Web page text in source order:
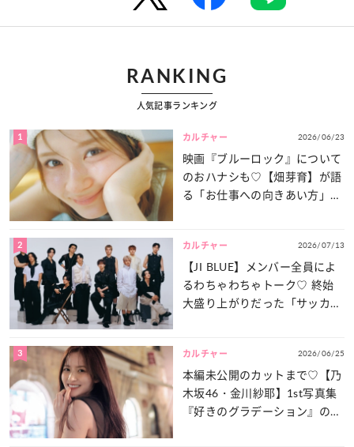
RANKING
人気記事ランキング
1 カルチャー 2026/06/23
映画『ブルーロック』について
のおハナシも♡【畑芽育】が語
る「お仕事への向きあい方」と
2 カルチャー 2026/07/13
【JI BLUE】メンバー全員によ
るわちゃわちゃトーク♡ 終始
大盛り上がりだった「サッカー
3 カルチャー 2026/06/25
本編未公開のカットまで♡【乃
木坂46・金川紗耶】1st写真集
『好きのグラデーション』の魅